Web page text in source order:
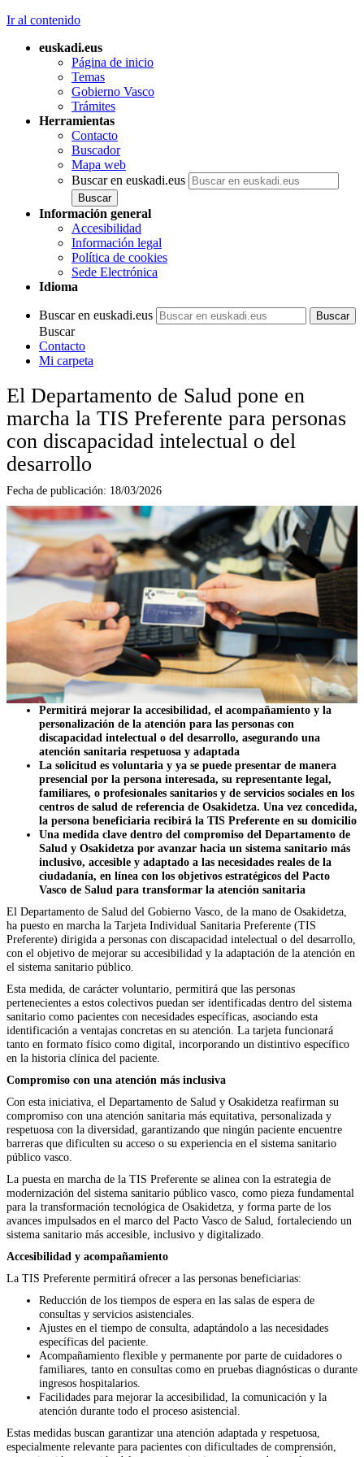
Ir al contenido
euskadi.eus
Página de inicio
Temas
Gobierno Vasco
Trámites
Herramientas
Contacto
Buscador
Mapa web
Buscar en euskadi.eus
Información general
Accesibilidad
Información legal
Política de cookies
Sede Electrónica
Idioma
Buscar en euskadi.eus
Buscar
Contacto
Mi carpeta
El Departamento de Salud pone en
marcha la TIS Preferente para personas
con discapacidad intelectual o del
desarrollo
Fecha de publicación: 18/03/2026
Permitirá mejorar la accesibilidad, el acompañamiento y la
personalización de la atención para las personas con
discapacidad intelectual o del desarrollo, asegurando una
atención sanitaria respetuosa y adaptada
La solicitud es voluntaria y ya se puede presentar de manera
presencial por la persona interesada, su representante legal,
familiares, o profesionales sanitarios y de servicios sociales en los
centros de salud de referencia de Osakidetza. Una vez concedida,
la persona beneficiaria recibirá la TIS Preferente en su domicilio
Una medida clave dentro del compromiso del Departamento de
Salud y Osakidetza por avanzar hacia un sistema sanitario más
inclusivo, accesible y adaptado a las necesidades reales de la
ciudadanía, en línea con los objetivos estratégicos del Pacto
Vasco de Salud para transformar la atención sanitaria
El Departamento de Salud del Gobierno Vasco, de la mano de Osakidetza,
ha puesto en marcha la Tarjeta Individual Sanitaria Preferente (TIS
Preferente) dirigida a personas con discapacidad intelectual o del desarrollo,
con el objetivo de mejorar su accesibilidad y la adaptación de la atención en
el sistema sanitario público.
Esta medida, de carácter voluntario, permitirá que las personas
pertenecientes a estos colectivos puedan ser identificadas dentro del sistema
sanitario como pacientes con necesidades específicas, asociando esta
identificación a ventajas concretas en su atención. La tarjeta funcionará
tanto en formato físico como digital, incorporando un distintivo específico
en la historia clínica del paciente.
Compromiso con una atención más inclusiva
Con esta iniciativa, el Departamento de Salud y Osakidetza reafirman su
compromiso con una atención sanitaria más equitativa, personalizada y
respetuosa con la diversidad, garantizando que ningún paciente encuentre
barreras que dificulten su acceso o su experiencia en el sistema sanitario
público vasco.
La puesta en marcha de la TIS Preferente se alinea con la estrategia de
modernización del sistema sanitario público vasco, como pieza fundamental
para la transformación tecnológica de Osakidetza, y forma parte de los
avances impulsados en el marco del Pacto Vasco de Salud, fortaleciendo un
sistema sanitario más accesible, inclusivo y digitalizado.
Accesibilidad y acompañamiento
La TIS Preferente permitirá ofrecer a las personas beneficiarias:
Reducción de los tiempos de espera en las salas de espera de
consultas y servicios asistenciales.
Ajustes en el tiempo de consulta, adaptándolo a las necesidades
específicas del paciente.
Acompañamiento flexible y permanente por parte de cuidadores o
familiares, tanto en consultas como en pruebas diagnósticas o durante
ingresos hospitalarios.
Facilidades para mejorar la accesibilidad, la comunicación y la
atención durante todo el proceso asistencial.
Estas medidas buscan garantizar una atención adaptada y respetuosa,
especialmente relevante para pacientes con dificultades de comprensión,